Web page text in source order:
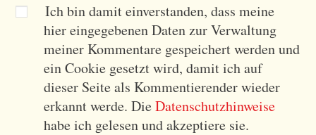
Ich bin damit einverstanden, dass meine
hier eingegebenen Daten zur Verwaltung
meiner Kommentare gespeichert werden und
ein Cookie gesetzt wird, damit ich auf
dieser Seite als Kommentierender wieder
erkannt werde. DieDatenschutzhinweise
habe ich gelesen und akzeptiere sie.